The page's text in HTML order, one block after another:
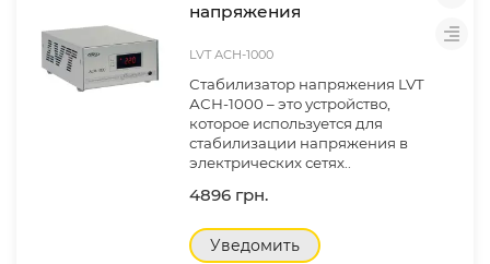
напряжения
LVT АСН-1000
Стабилизатор напряжения LVT
АСН-1000 – это устройство,
которое используется для
стабилизации напряжения в
электрических сетях..
4896 грн.
Уведомить